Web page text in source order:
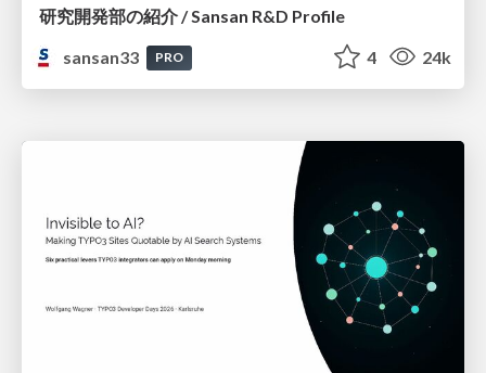
研究開発部の紹介 / Sansan R&D Profile
sansan33
PRO 4 24k